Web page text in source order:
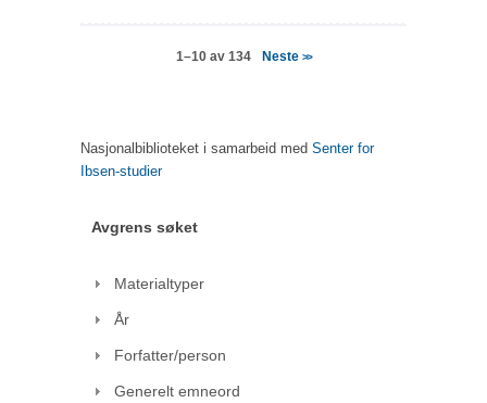
1–10 av 134 Neste >>
Nasjonalbiblioteket i samarbeid med Senter for
Ibsen-studier
Avgrens søket
Materialtyper
År
Forfatter/person
Generelt emneord